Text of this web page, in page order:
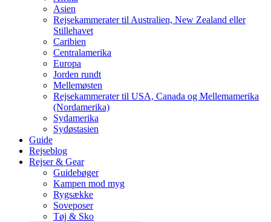
Asien
Rejsekammerater til Australien, New Zealand eller
Stillehavet
Caribien
Centralamerika
Europa
Jorden rundt
Mellemøsten
Rejsekammerater til USA, Canada og Mellemamerika
(Nordamerika)
Sydamerika
Sydøstasien
Guide
Rejseblog
Rejser & Gear
Guidebøger
Kampen mod myg
Rygsække
Soveposer
Tøj & Sko